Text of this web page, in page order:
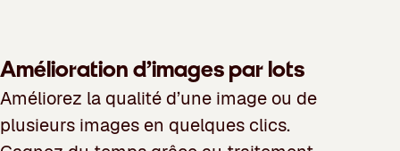
Amélioration d’images par lots
Améliorez la qualité d’une image ou de
plusieurs images en quelques clics.